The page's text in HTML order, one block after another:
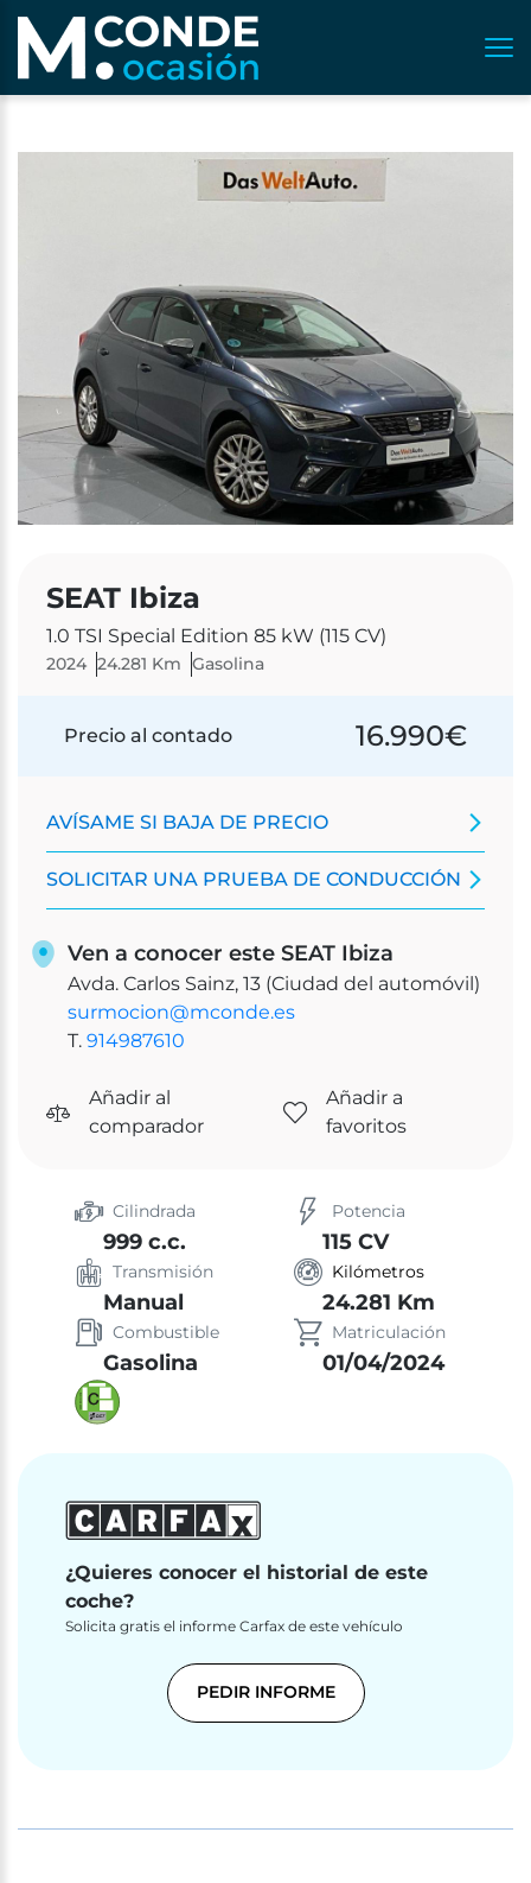
SEAT Ibiza
1.0 TSI Special Edition 85 kW (115 CV)
2024 24.281 Km Gasolina
Precio al contado 16.990€
AVÍSAME SI BAJA DE PRECIO
SOLICITAR UNA PRUEBA DE CONDUCCIÓN
Ven a conocer este SEAT Ibiza
Avda. Carlos Sainz, 13 (Ciudad del automóvil)
surmocion@mconde.es
T. 914987610
Añadir al
comparador
Añadir a
favoritos
Cilindrada
999 c.c.
Potencia
115 CV
Transmisión
Manual
Kilómetros
24.281 Km
Combustible
Gasolina
Matriculación
01/04/2024
¿Quieres conocer el historial de este
coche?
Solicita gratis el informe Carfax de este vehículo
PEDIR INFORME